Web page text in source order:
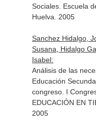
Sociales. Escuela
Huelva. 2005
Sanchez Hidalgo,
Susana, Hidalgo
Isabel:
Análisis de las
Educación
congreso. I
EDUCACIÓN EN
2005